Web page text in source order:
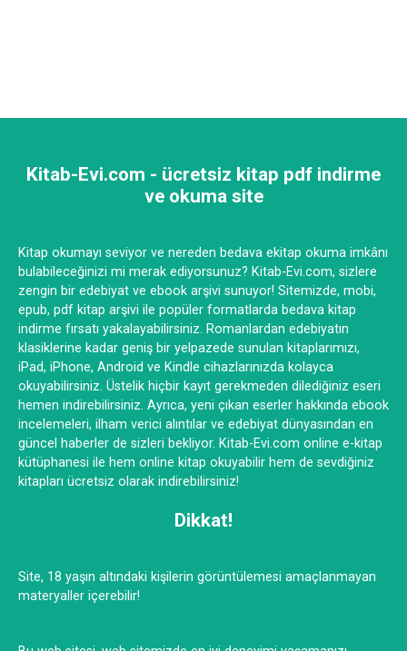
Kitab-Evi.com - ücretsiz kitap pdf indirme
ve okuma site
Kitap okumayı seviyor ve nereden bedava ekitap okuma imkânı
bulabileceğinizi mi merak ediyorsunuz? Kitab-Evi.com, sizlere
zengin bir edebiyat ve ebook arşivi sunuyor! Sitemizde, mobi,
epub, pdf kitap arşivi ile popüler formatlarda bedava kitap
indirme fırsatı yakalayabilirsiniz. Romanlardan edebiyatın
klasiklerine kadar geniş bir yelpazede sunulan kitaplarımızı,
iPad, iPhone, Android ve Kindle cihazlarınızda kolayca
okuyabilirsiniz. Üstelik hiçbir kayıt gerekmeden dilediğiniz eseri
hemen indirebilirsiniz. Ayrıca, yeni çıkan eserler hakkında ebook
incelemeleri, ilham verici alıntılar ve edebiyat dünyasından en
güncel haberler de sizleri bekliyor. Kitab-Evi.com online e-kitap
kütüphanesi ile hem online kitap okuyabilir hem de sevdiğiniz
kitapları ücretsiz olarak indirebilirsiniz!
Dikkat!
Site, 18 yaşın altındaki kişilerin görüntülemesi amaçlanmayan
materyaller içerebilir!